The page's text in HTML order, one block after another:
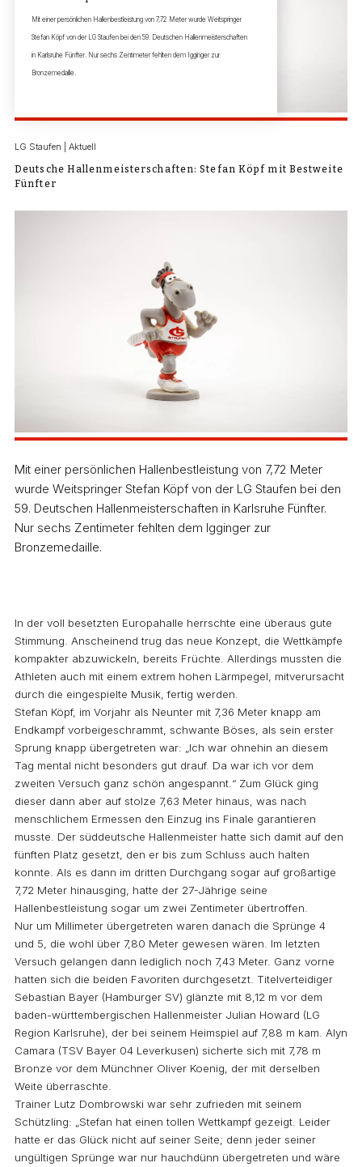
Mit einer persönlichen Hallenbestleistung von 7,72 Meter wurde Weitspringer
Stefan Köpf von der LG Staufen bei den 59. Deutschen Hallenmeisterschaften
in Karlsruhe Fünfter. Nur sechs Zentimeter fehlten dem Igginger zur
Bronzemedaille.
LG Staufen | Aktuell
Deutsche Hallenmeisterschaften: Stefan Köpf mit Bestweite
Fünfter
Mit einer persönlichen Hallenbestleistung von 7,72 Meter
wurde Weitspringer Stefan Köpf von der LG Staufen bei den
59. Deutschen Hallenmeisterschaften in Karlsruhe Fünfter.
Nur sechs Zentimeter fehlten dem Igginger zur
Bronzemedaille.
In der voll besetzten Europahalle herrschte eine überaus gute
Stimmung. Anscheinend trug das neue Konzept, die Wettkämpfe
kompakter abzuwickeln, bereits Früchte. Allerdings mussten die
Athleten auch mit einem extrem hohen Lärmpegel, mitverursacht
durch die eingespielte Musik, fertig werden.
Stefan Köpf, im Vorjahr als Neunter mit 7,36 Meter knapp am
Endkampf vorbeigeschrammt, schwante Böses, als sein erster
Sprung knapp übergetreten war: „Ich war ohnehin an diesem
Tag mental nicht besonders gut drauf. Da war ich vor dem
zweiten Versuch ganz schön angespannt.“ Zum Glück ging
dieser dann aber auf stolze 7,63 Meter hinaus, was nach
menschlichem Ermessen den Einzug ins Finale garantieren
musste. Der süddeutsche Hallenmeister hatte sich damit auf den
fünften Platz gesetzt, den er bis zum Schluss auch halten
konnte. Als es dann im dritten Durchgang sogar auf großartige
7,72 Meter hinausging, hatte der 27-Jährige seine
Hallenbestleistung sogar um zwei Zentimeter übertroffen.
Nur um Millimeter übergetreten waren danach die Sprünge 4
und 5, die wohl über 7,80 Meter gewesen wären. Im letzten
Versuch gelangen dann lediglich noch 7,43 Meter. Ganz vorne
hatten sich die beiden Favoriten durchgesetzt. Titelverteidiger
Sebastian Bayer (Hamburger SV) glänzte mit 8,12 m vor dem
baden-württembergischen Hallenmeister Julian Howard (LG
Region Karlsruhe), der bei seinem Heimspiel auf 7,88 m kam. Alyn
Camara (TSV Bayer 04 Leverkusen) sicherte sich mit 7,78 m
Bronze vor dem Münchner Oliver Koenig, der mit derselben
Weite überraschte.
Trainer Lutz Dombrowski war sehr zufrieden mit seinem
Schützling: „Stefan hat einen tollen Wettkampf gezeigt. Leider
hatte er das Glück nicht auf seiner Seite; denn jeder seiner
ungültigen Sprünge war nur hauchdünn übergetreten und wäre